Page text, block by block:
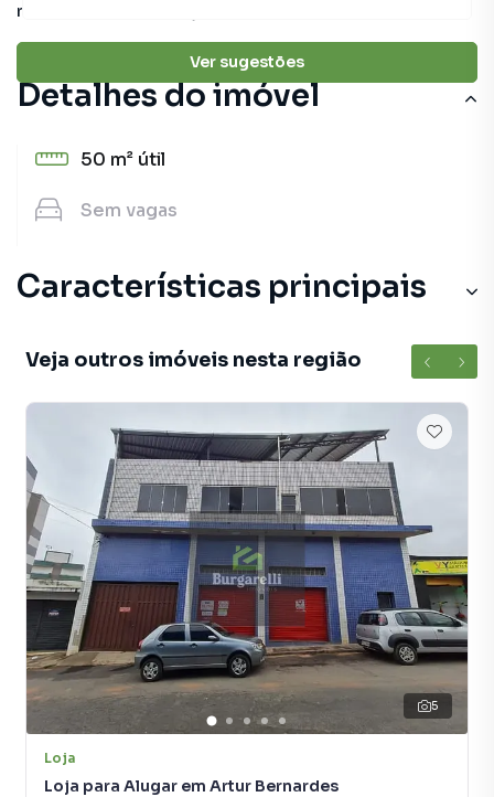
receber mais informações.
Ver sugestões
Detalhes do imóvel
50 m² útil
Sem vagas
Características principais
Veja outros imóveis nesta região
5
Loja
Loja para Alugar em Artur Bernardes